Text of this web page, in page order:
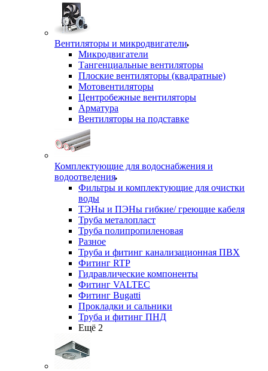
Вентиляторы и микродвигатели
Микродвигатели
Тангенциальные вентиляторы
Плоские вентиляторы (квадратные)
Мотовентиляторы
Центробежные вентиляторы
Арматура
Вентиляторы на подставке
Комплектующие для водоснабжения и
водоотведения
Фильтры и комплектующие для очистки
воды
ТЭНы и ПЭНы гибкие/ греющие кабеля
Труба металопласт
Труба полипропиленовая
Разное
Труба и фитинг канализационная ПВХ
Фитинг RTP
Гидравлические компоненты
Фитинг VALTEC
Фитинг Bugatti
Прокладки и сальники
Труба и фитинг ПНД
Ещё 2